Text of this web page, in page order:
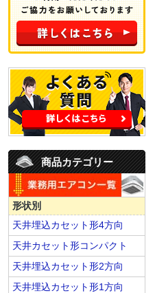
商品カテゴリー
形状別
天井埋込カセット形4方向
天井カセット形コンパクト
天井埋込カセット形2方向
天井埋込カセット形1方向